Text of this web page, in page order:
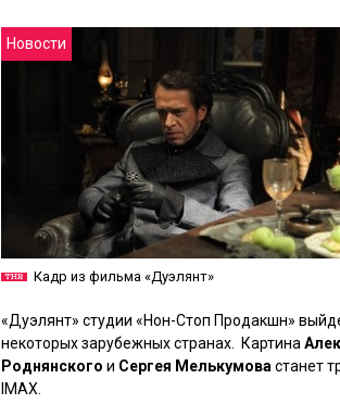
Новости
Кадр из фильма «Дуэлянт»
«Дуэлянт» студии «Нон-Стоп Продакшн»
некоторых зарубежных странах. Картина
Роднянского и Сергея Мелькумова станет
IMAX.